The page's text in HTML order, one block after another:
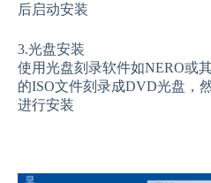
后启动安装
3.光盘安装
使用光盘刻录软件如NERO或
的ISO文件刻录成DVD光盘，
进行安装